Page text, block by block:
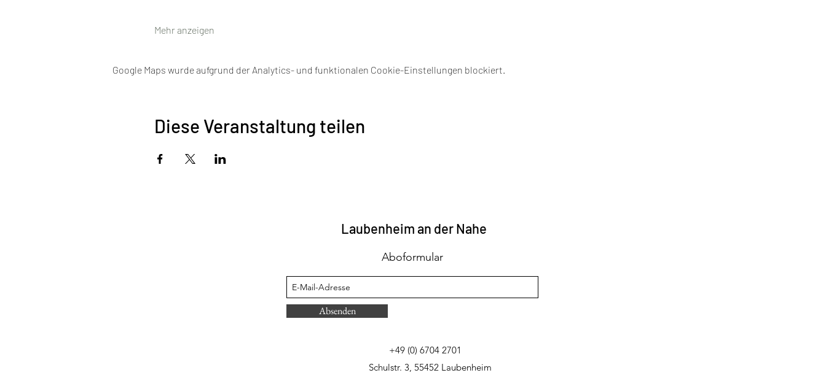
Mehr anzeigen
Google Maps wurde aufgrund der Analytics- und funktionalen Cookie-Einstellungen blockiert.
Diese Veranstaltung teilen
Laubenheim an der Nahe
Aboformular
Absenden
+49 (0) 6704 2701
Schulstr. 3, 55452 Laubenheim